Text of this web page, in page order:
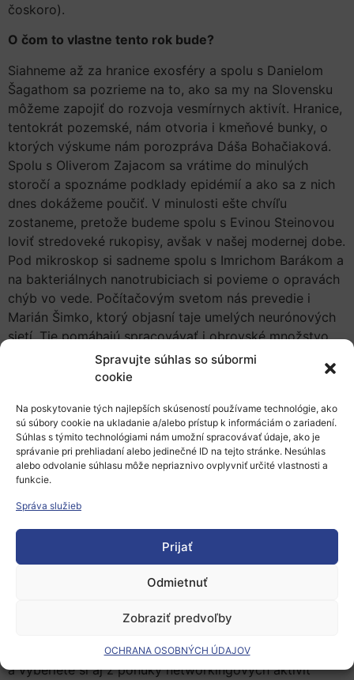
Spravujte súhlas so súbormi
cookie
Na poskytovanie tých najlepších skúseností používame technológie, ako
sú súbory cookie na ukladanie a/alebo prístup k informáciám o zariadení.
Súhlas s týmito technológiami nám umožní spracovávať údaje, ako je
správanie pri prehliadaní alebo jedinečné ID na tejto stránke. Nesúhlas
alebo odvolanie súhlasu môže nepriaznivo ovplyvniť určité vlastnosti a
funkcie.
Správa služieb
Prijať
Odmietnuť
Zobraziť predvoľby
OCHRANA OSOBNÝCH ÚDAJOV
čoskoro).
O čom to vlastne tento rok bude?
Siahneme až za hranice exosféry a spolu s Danielom
Šagathom sa pozrieme na to, ako sa my na Slovensku
môžeme zapojiť do rozvoja vesmírnych aktivít. Hranice,
tentokrát pozemské, nám otvoria i kmeňové bunky, o
ktorých výskume nám porozpráva Dáša Bohačiaková.
Spolu s Oliverom Zajacom sa vrátime do minulých
storočí a spoznáme podklady epidémií a ako sa z nich
dnes dokážeme poučiť. V minulosti ešte chvíľu
zostaneme, pretože budeme spolu s Evinou Steinovou
loviť stredoveké rukopisy, avšak v našej modernej dobe.
Pod mikroskop si sadneme spolu s Imrichom Barákom a
na bakteriálnych nanotrubiciach si povieme o opravách
chýb vo vede. Počítačovým svetom nás prevedie i
Marián Šimko, ktorý objasní taje umelých neurónových
sietí. Tie pomáhajú spracovávať i obrovské množstvo
dát. Práve o také dáta sa opiera výskum o
marginalizovaných rómskych komunitách, ktorý Vám
December nenávratne kráča vpred, a preto s
registráciou neváhajte.
Všetky dôležité informácie o konferencii
Registrácia
Pred konferenciou Vám bude na zvolený e-mail
doručený link na pripojenie.
Vzhľadom k súčasnej pandemickej situácii i jej
online prostredníctvom Zoom.
Veríme, že i napriek tomu si vychutnáte skvelý program
a vyberiete si aj z ponuky networkingových aktivít